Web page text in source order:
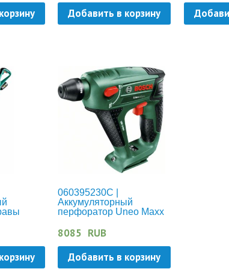
Добавить в корзину
060395230C |
Аккумуляторный
перфоратор Uneo Maxx
8085 RUB
Добавить в корзину